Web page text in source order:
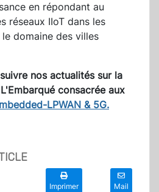
en répondant au
réseaux IIoT dans les
domaine des villes
nos actualités sur la
consacrée aux
LPWAN & 5G.
Imprimer Mail